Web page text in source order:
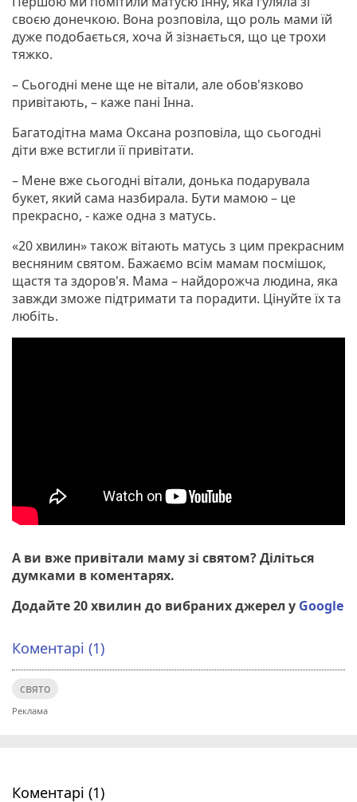
своєю донечкою. Вона розповіла, що роль мами їй
дуже подобається, хоча й зізнається, що це трохи
тяжко.
– Сьогодні мене ще не вітали, але обов'язково
привітають, – каже пані Інна.
Багатодітна мама Оксана розповіла, що сьогодні
діти вже встигли її привітати.
– Мене вже сьогодні вітали, донька подарувала
букет, який сама назбирала. Бути мамою – це
прекрасно, - каже одна з матусь.
«20 хвилин» також вітають матусь з цим прекрасним
весняним святом. Бажаємо всім мамам посмішок,
щастя та здоров'я. Мама – найдорожча людина, яка
завжди зможе підтримати та порадити. Цінуйте їх та
любіть.
А ви вже привітали маму зі святом? Діліться
думками в коментарях.
Додайте 20 хвилин до вибраних джерел у Google
Коментарі (1)
свято
Коментарі (1)